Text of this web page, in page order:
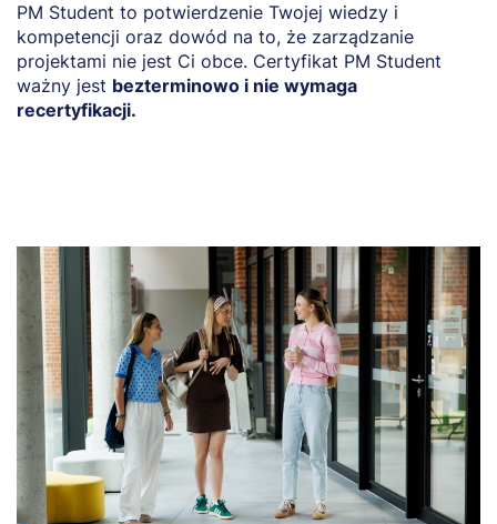
PM Student to potwierdzenie Twojej wiedzy i
kompetencji oraz dowód na to, że zarządzanie
projektami nie jest Ci obce. Certyfikat PM Student
ważny jest bezterminowo i nie wymaga
recertyfikacji.